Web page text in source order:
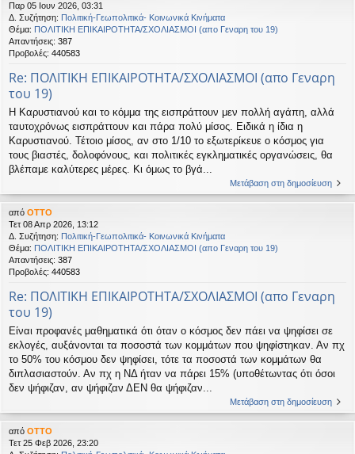
εις
Παρ 05 Ιουν 2026, 03:31
Δ. Συζήτηση: Πολιτική-Γεωπολιτικά- Κοινωνικά Κινήματα
Θέμα: ΠΟΛΙΤΙΚΗ ΕΠΙΚΑΙΡΟΤΗΤΑ/ΣΧΟΛΙΑΣΜΟΙ (απο Γεναρη του 19)
Απαντήσεις: 387
Προβολές: 440583
Re: ΠΟΛΙΤΙΚΗ ΕΠΙΚΑΙΡΟΤΗΤΑ/ΣΧΟΛΙΑΣΜΟΙ (απο Γεναρη
του 19)
Η Καρυστιανού και το κόμμα της εισπράττουν μεν πολλή αγάπη, αλλά
ταυτοχρόνως εισπράττουν και πάρα πολύ μίσος. Ειδικά η ίδια η
Καρυστιανού. Τέτοιο μίσος, αν στο 1/10 το εξωτερίκευε ο κόσμος για
τους βιαστές, δολοφόνους, και πολιτικές εγκληματικές οργανώσεις, θα
βλέπαμε καλύτερες μέρες. Κι όμως το βγά...
Μετάβαση στη δημοσίευση
από OTTO
Τετ 08 Απρ 2026, 13:12
Δ. Συζήτηση: Πολιτική-Γεωπολιτικά- Κοινωνικά Κινήματα
Θέμα: ΠΟΛΙΤΙΚΗ ΕΠΙΚΑΙΡΟΤΗΤΑ/ΣΧΟΛΙΑΣΜΟΙ (απο Γεναρη του 19)
Απαντήσεις: 387
Προβολές: 440583
Re: ΠΟΛΙΤΙΚΗ ΕΠΙΚΑΙΡΟΤΗΤΑ/ΣΧΟΛΙΑΣΜΟΙ (απο Γεναρη
του 19)
Είναι προφανές μαθηματικά ότι όταν ο κόσμος δεν πάει να ψηφίσει σε
εκλογές, αυξάνονται τα ποσοστά των κομμάτων που ψηφίστηκαν. Αν πχ
το 50% του κόσμου δεν ψηφίσει, τότε τα ποσοστά των κομμάτων θα
διπλασιαστούν. Αν πχ η ΝΔ ήταν να πάρει 15% (υποθέτωντας ότι όσοι
δεν ψήφιζαν, αν ψήφιζαν ΔΕΝ θα ψήφιζαν...
Μετάβαση στη δημοσίευση
από OTTO
Τετ 25 Φεβ 2026, 23:20